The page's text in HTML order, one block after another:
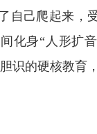
自己爬起来，
化身“人形扩
的硬核教育